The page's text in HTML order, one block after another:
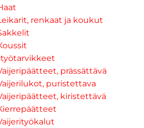
renkaat ja koukut
prässättävä
puristettava
kiristettävä